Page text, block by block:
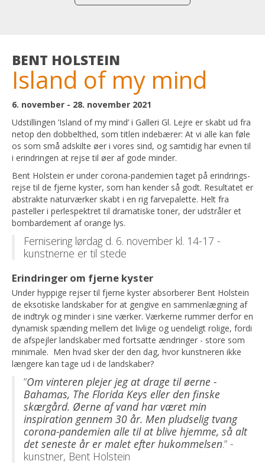
BENT HOLSTEIN
Island of my mind
6. november - 28. november 2021
Udstillingen ’Island of my mind’ i Galleri Gl. Lejre er skabt ud fra
netop den dobbelthed, som titlen indebærer: At vi alle kan føle
os som små adskilte øer i vores sind, og samtidig har evnen til
i erindringen at rejse til øer af gode minder.
Bent Holstein er under corona-pandemien taget på erindrings-
rejse til de fjerne kyster, som han kender så godt. Resultatet er
abstrakte naturværker skabt i en rig farvepalette. Helt fra
pasteller i perlespektret til​​ dramatiske toner, der udstråler et
bombardement af orange lys.
Fernisering lørdag d. 6. november kl. 14-17 -
kunstnerne er til stede
Erindringer om fjerne kyster
Under hyppige rejser til fjerne kyster absorberer Bent Holstein
de eksotiske landskaber for at gengive en sammenlægning af
de indtryk og minder i sine værker. Værkerne rummer derfor en
dynamisk spænding mellem det livlige og uendeligt rolige, fordi
de afspejler landskaber med fortsatte ændringer - store som
minimale. Men hvad sker der den dag, hvor kunstneren ikke
længere kan tage ud i de landskaber?
”Om vinteren plejer jeg at drage til øerne -
Bahamas, The Florida Keys eller den finske
skærgård. Øerne af vand har været min
inspiration gennem 30 år. Men pludselig tvang
corona-pandemien alle til at blive hjemme, så alt
det seneste år er malet efter hukommelsen.” -
kunstner, Bent Holstein